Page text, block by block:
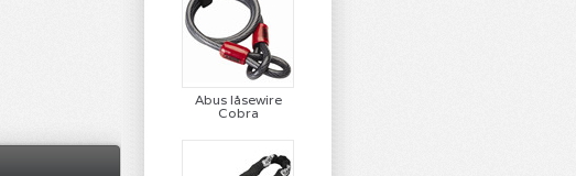
Abus låsewire
Cobra